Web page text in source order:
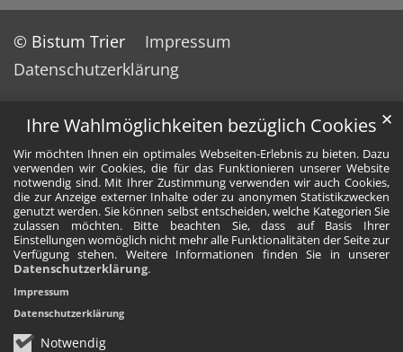
Ihre Wahlmöglichkeiten bezüglich Cookies
Wir möchten Ihnen ein optimales Webseiten-Erlebnis zu bieten. Dazu
verwenden wir Cookies, die für das Funktionieren unserer Website
notwendig sind. Mit Ihrer Zustimmung verwenden wir auch Cookies,
die zur Anzeige externer Inhalte oder zu anonymen Statistikzwecken
genutzt werden. Sie können selbst entscheiden, welche Kategorien Sie
zulassen möchten. Bitte beachten Sie, dass auf Basis Ihrer
Einstellungen womöglich nicht mehr alle Funktionalitäten der Seite zur
Verfügung stehen. Weitere Informationen finden Sie in unserer
Datenschutzerklärung.
Notwendig
✕
Impressum
Datenschutzerklärung
© Bistum Trier
Impressum
Datenschutzerklärung